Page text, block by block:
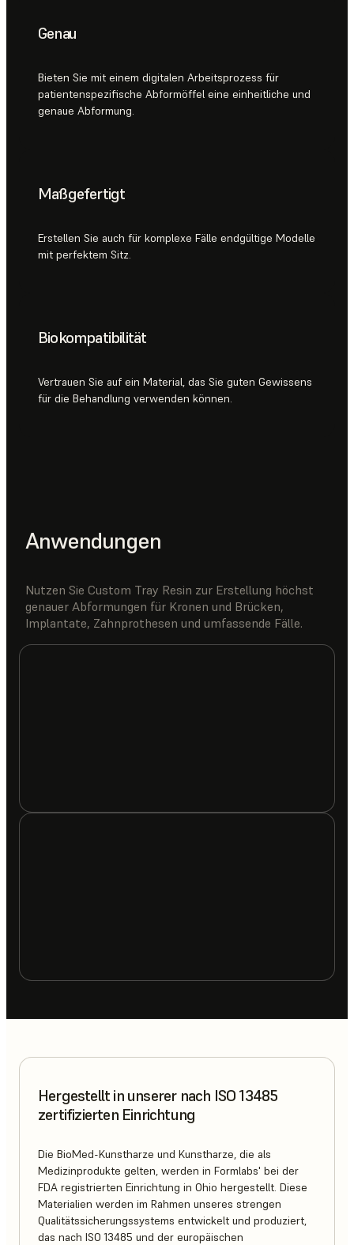
Genau
Bieten Sie mit einem digitalen Arbeitsprozess für
patientenspezifische Abformöffel eine einheitliche und
genaue Abformung.
Maßgefertigt
Erstellen Sie auch für komplexe Fälle endgültige Modelle
mit perfektem Sitz.
Biokompatibilität
Vertrauen Sie auf ein Material, das Sie guten Gewissens
für die Behandlung verwenden können.
Anwendungen
Nutzen Sie Custom Tray Resin zur Erstellung höchst
genauer Abformungen für Kronen und Brücken,
Implantate, Zahnprothesen und umfassende Fälle.
Hergestellt in unserer nach ISO 13485
zertifizierten Einrichtung
Die BioMed-Kunstharze und Kunstharze, die als
Medizinprodukte gelten, werden in Formlabs' bei der
FDA registrierten Einrichtung in Ohio hergestellt. Diese
Materialien werden im Rahmen unseres strengen
Qualitätssicherungssystems entwickelt und produziert,
das nach ISO 13485 und der europäischen